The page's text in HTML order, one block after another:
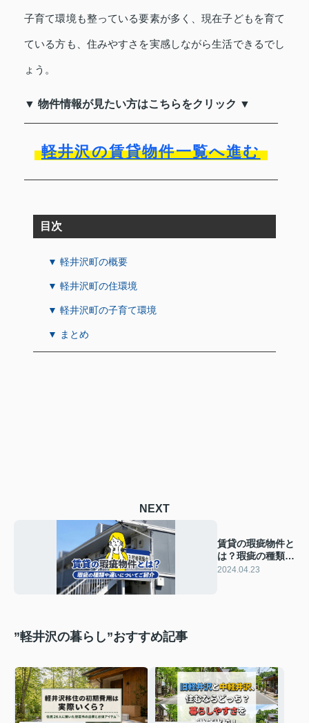
子育て環境も整っている要素が多く、現在子どもを育て
ている方も、住みやすさを実感しながら生活できるでし
ょう。
▼ 物件情報が見たい方はこちらをクリック ▼
軽井沢の賃貸物件一覧へ進む
目次
▼ 軽井沢町の概要
▼ 軽井沢町の住環境
▼ 軽井沢町の子育て環境
▼ まとめ
NEXT
賃貸の瑕疵物件と
は？瑕疵の種類や
違いについてご紹
2024.04.23
”軽井沢の暮らし”おすすめ記事